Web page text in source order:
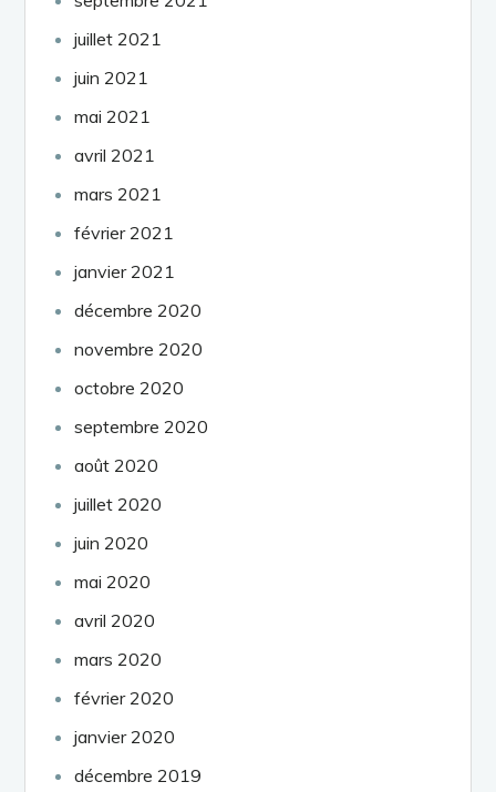
juillet 2021
juin 2021
mai 2021
avril 2021
mars 2021
février 2021
janvier 2021
décembre 2020
novembre 2020
octobre 2020
septembre 2020
août 2020
juillet 2020
juin 2020
mai 2020
avril 2020
mars 2020
février 2020
janvier 2020
décembre 2019